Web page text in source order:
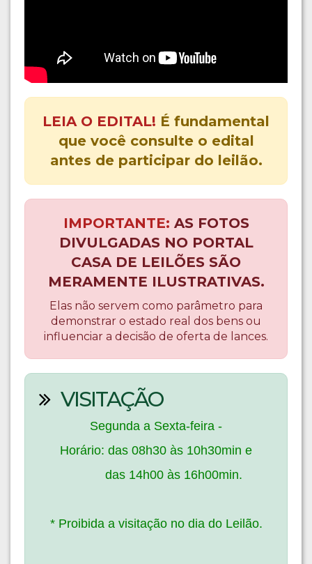
LEIA O EDITAL! É fundamental
que você consulte o edital
antes de participar do leilão.
IMPORTANTE: AS FOTOS
DIVULGADAS NO PORTAL
CASA DE LEILÕES SÃO
MERAMENTE ILUSTRATIVAS.
Elas não servem como parâmetro para
demonstrar o estado real dos bens ou
influenciar a decisão de oferta de lances.
VISITAÇÃO
Segunda a Sexta-feira -
Horário: das 08h30 às 10h30min e
das 14h00 às 16h00min.
* Proibida a visitação no dia do Leilão.